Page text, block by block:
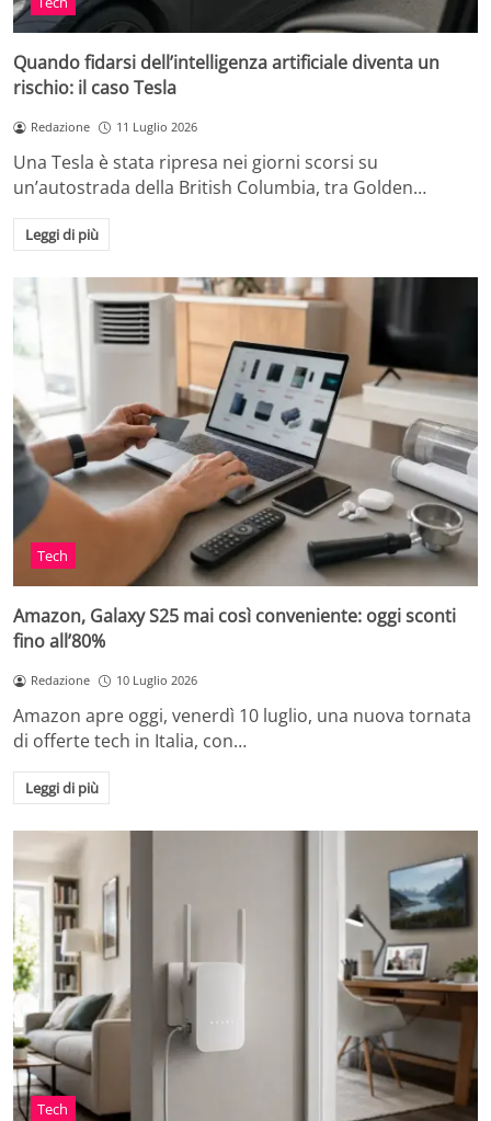
Quando fidarsi dell’intelligenza artificiale diventa un
rischio: il caso Tesla
Redazione 11 Luglio 2026
Una Tesla è stata ripresa nei giorni scorsi su
un’autostrada della British Columbia, tra Golden…
Leggi di più
Tech
Amazon, Galaxy S25 mai così conveniente: oggi sconti
fino all’80%
Redazione 10 Luglio 2026
Amazon apre oggi, venerdì 10 luglio, una nuova tornata
di offerte tech in Italia, con…
Leggi di più
Tech